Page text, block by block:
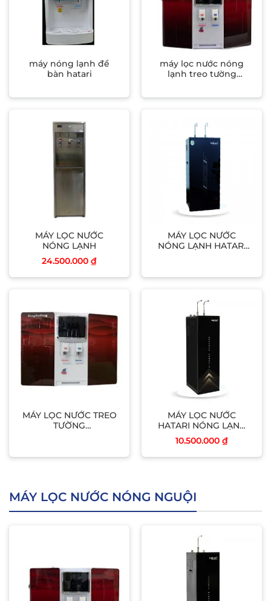
máy nóng lạnh để
bàn hatari
máy lọc nước nóng
lạnh treo tường
MÁY LỌC NƯỚC
NÓNG LẠNH
24.500.000 ₫
MÁY LỌC NƯỚC
NÓNG LẠNH HATARI
MÁY LỌC NƯỚC TREO
TƯỜNG
MÁY LỌC NƯỚC
HATARI NÓNG LẠNH
(H08NLS)
10.500.000 ₫
MÁY LỌC NƯỚC NÓNG NGUỘI